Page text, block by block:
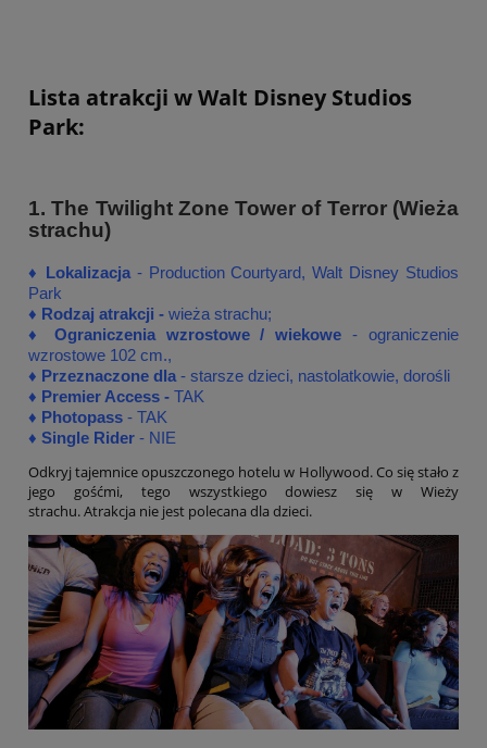
Lista atrakcji w Walt Disney Studios
Park:
1. The Twilight Zone Tower of Terror (Wieża
strachu)
♦ Lokalizacja- Production Courtyard, Walt Disney Studios
Park
♦ Rodzaj atrakcji - wieża strachu;
♦ Ograniczenia wzrostowe / wiekowe- ograniczenie
wzrostowe 102 cm.,
♦ Przeznaczone dla- starsze dzieci, nastolatkowie, dorośli
♦ Premier Access - TAK
♦ Photopass - TAK
♦ Single Rider - NIE
Odkryj tajemnice opuszczonego hotelu w Hollywood. Co się stało z
jego gośćmi, tego wszystkiego dowiesz się w Wieży
strachu.Atrakcja nie jest polecana dla dzieci.